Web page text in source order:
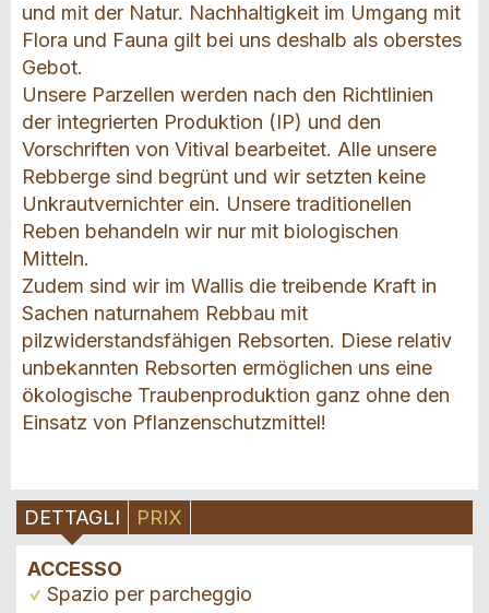
und mit der Natur. Nachhaltigkeit im Umgang mit
Flora und Fauna gilt bei uns deshalb als oberstes
Gebot.
Unsere Parzellen werden nach den Richtlinien
der integrierten Produktion (IP) und den
Vorschriften von Vitival bearbeitet. Alle unsere
Rebberge sind begrünt und wir setzten keine
Unkrautvernichter ein. Unsere traditionellen
Reben behandeln wir nur mit biologischen
Mitteln.
Zudem sind wir im Wallis die treibende Kraft in
Sachen naturnahem Rebbau mit
pilzwiderstandsfähigen Rebsorten. Diese relativ
unbekannten Rebsorten ermöglichen uns eine
ökologische Traubenproduktion ganz ohne den
Einsatz von Pflanzenschutzmittel!
DETTAGLI PRIX
ACCESSO
Spazio per parcheggio